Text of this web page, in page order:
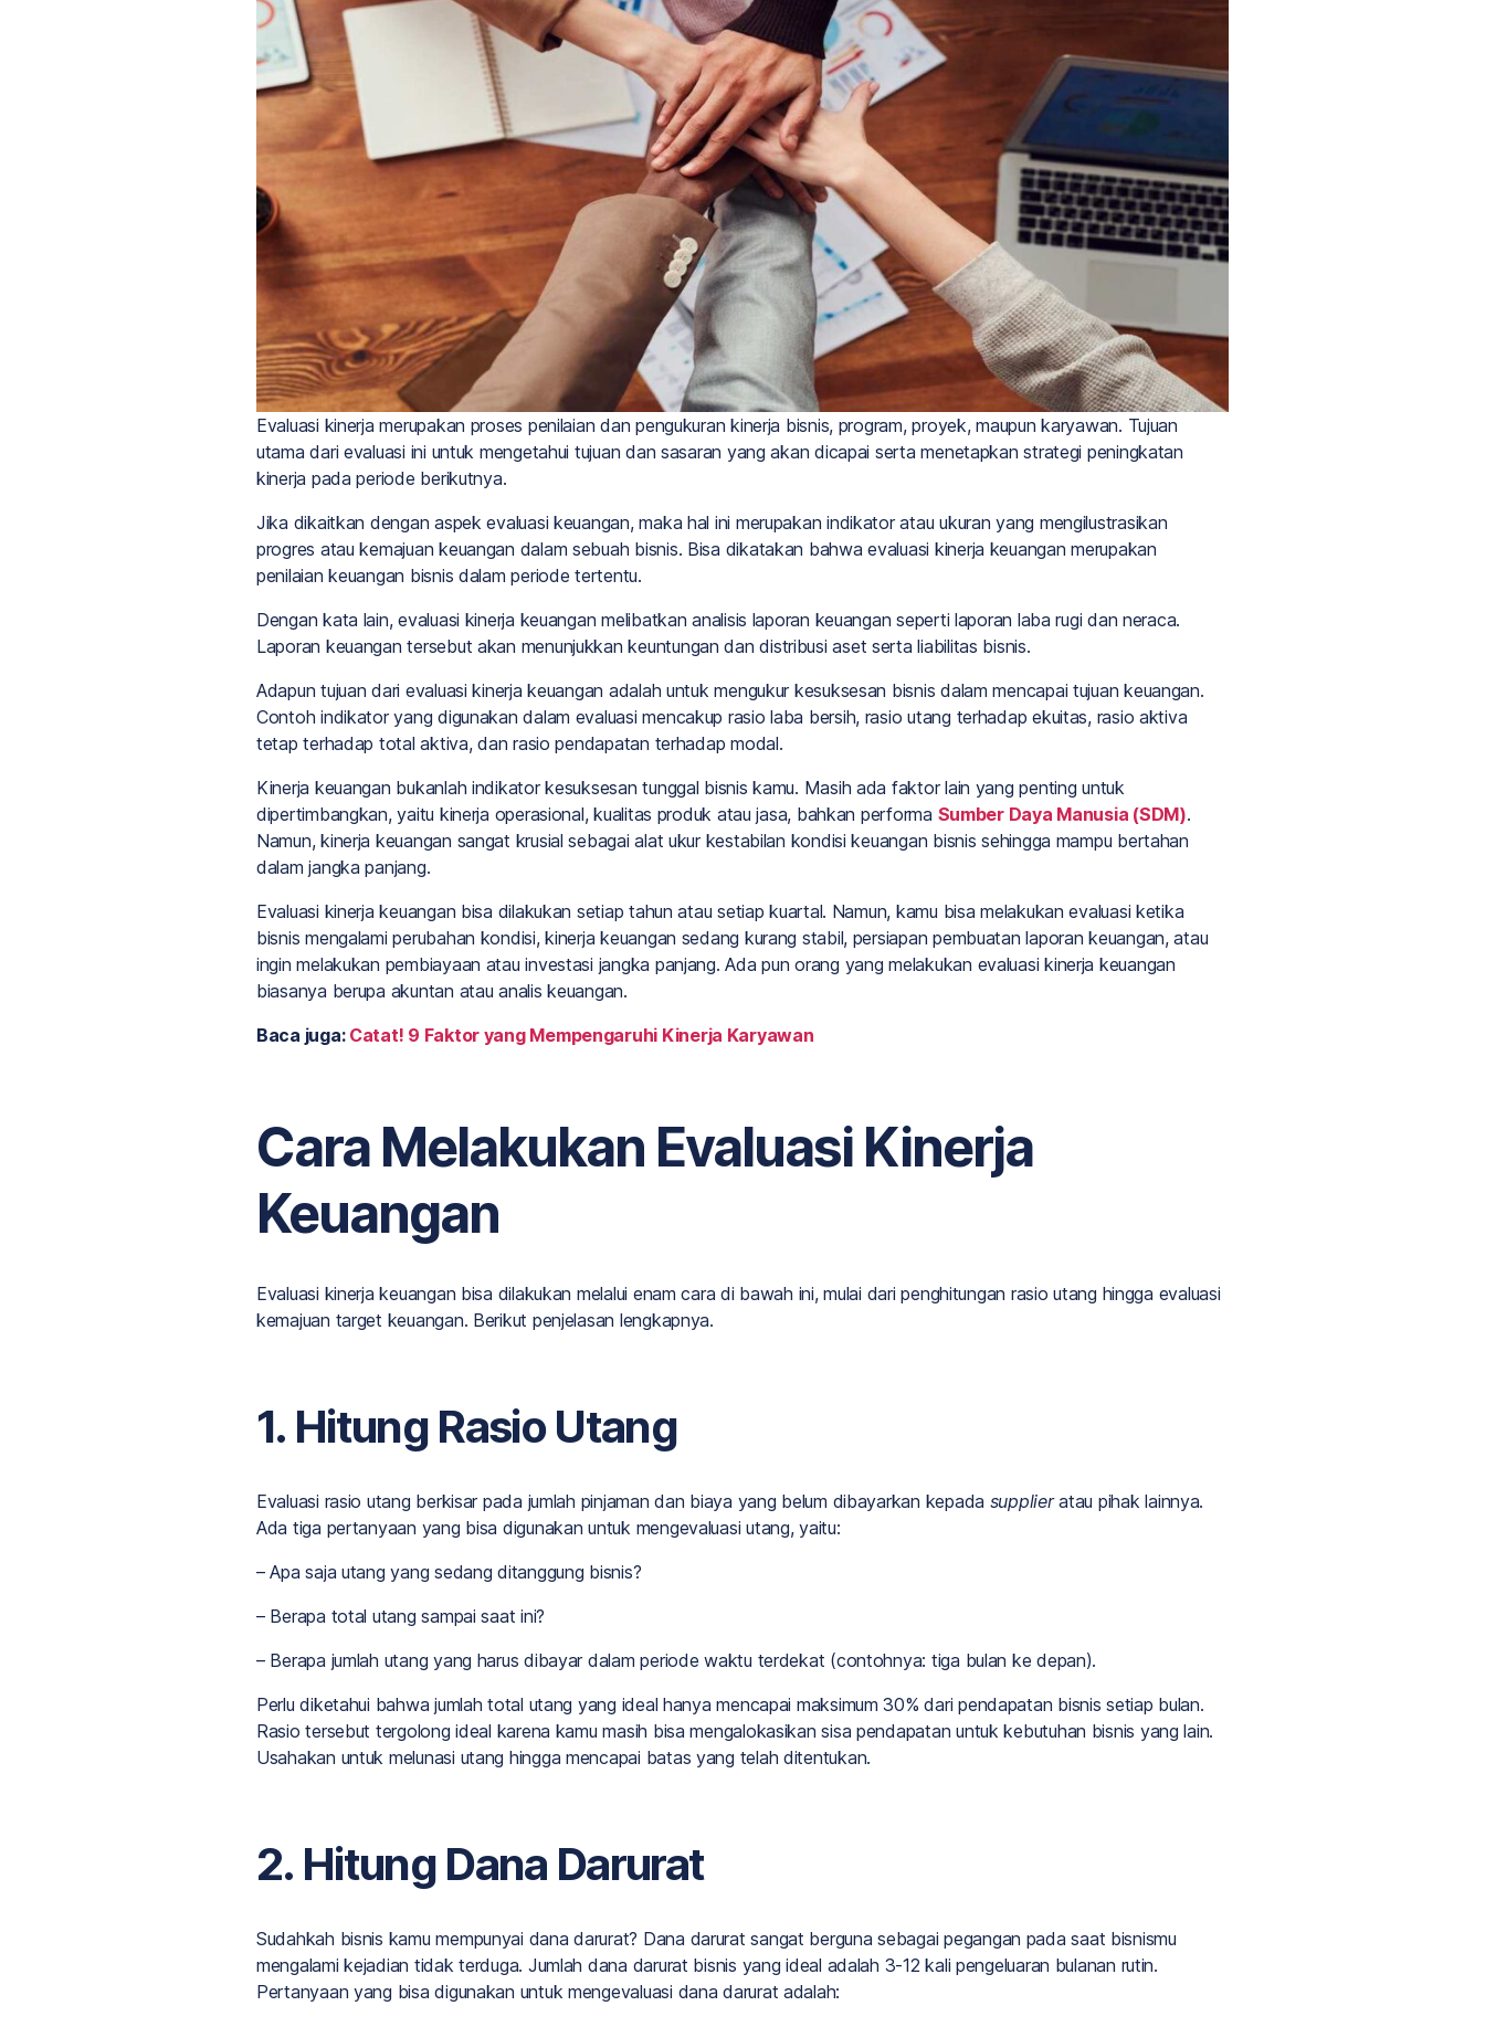
Evaluasi kinerja merupakan proses penilaian dan pengukuran kinerja bisnis, program, proyek, maupun karyawan. Tujuan
utama dari evaluasi ini untuk mengetahui tujuan dan sasaran yang akan dicapai serta menetapkan strategi peningkatan
kinerja pada periode berikutnya.
Jika dikaitkan dengan aspek evaluasi keuangan, maka hal ini merupakan indikator atau ukuran yang mengilustrasikan
progres atau kemajuan keuangan dalam sebuah bisnis. Bisa dikatakan bahwa evaluasi kinerja keuangan merupakan
penilaian keuangan bisnis dalam periode tertentu.
Dengan kata lain, evaluasi kinerja keuangan melibatkan analisis laporan keuangan seperti laporan laba rugi dan neraca.
Laporan keuangan tersebut akan menunjukkan keuntungan dan distribusi aset serta liabilitas bisnis.
Adapun tujuan dari evaluasi kinerja keuangan adalah untuk mengukur kesuksesan bisnis dalam mencapai tujuan keuangan.
Contoh indikator yang digunakan dalam evaluasi mencakup rasio laba bersih, rasio utang terhadap ekuitas, rasio aktiva
tetap terhadap total aktiva, dan rasio pendapatan terhadap modal.
Kinerja keuangan bukanlah indikator kesuksesan tunggal bisnis kamu. Masih ada faktor lain yang penting untuk
dipertimbangkan, yaitu kinerja operasional, kualitas produk atau jasa, bahkan performa Sumber Daya Manusia (SDM).
Namun, kinerja keuangan sangat krusial sebagai alat ukur kestabilan kondisi keuangan bisnis sehingga mampu bertahan
dalam jangka panjang.
Evaluasi kinerja keuangan bisa dilakukan setiap tahun atau setiap kuartal. Namun, kamu bisa melakukan evaluasi ketika
bisnis mengalami perubahan kondisi, kinerja keuangan sedang kurang stabil, persiapan pembuatan laporan keuangan, atau
ingin melakukan pembiayaan atau investasi jangka panjang. Ada pun orang yang melakukan evaluasi kinerja keuangan
biasanya berupa akuntan atau analis keuangan.
Baca juga: Catat! 9 Faktor yang Mempengaruhi Kinerja Karyawan
Cara Melakukan Evaluasi Kinerja
Keuangan
Evaluasi kinerja keuangan bisa dilakukan melalui enam cara di bawah ini, mulai dari penghitungan rasio utang hingga evaluasi
kemajuan target keuangan. Berikut penjelasan lengkapnya.
1. Hitung Rasio Utang
Evaluasi rasio utang berkisar pada jumlah pinjaman dan biaya yang belum dibayarkan kepada supplieratau pihak lainnya.
Ada tiga pertanyaan yang bisa digunakan untuk mengevaluasi utang, yaitu:
– Apa saja utang yang sedang ditanggung bisnis?
– Berapa total utang sampai saat ini?
– Berapa jumlah utang yang harus dibayar dalam periode waktu terdekat (contohnya: tiga bulan ke depan).
Perlu diketahui bahwa jumlah total utang yang ideal hanya mencapai maksimum 30% dari pendapatan bisnis setiap bulan.
Rasio tersebut tergolong ideal karena kamu masih bisa mengalokasikan sisa pendapatan untuk kebutuhan bisnis yang lain.
Usahakan untuk melunasi utang hingga mencapai batas yang telah ditentukan.
2. Hitung Dana Darurat
Sudahkah bisnis kamu mempunyai dana darurat? Dana darurat sangat berguna sebagai pegangan pada saat bisnismu
mengalami kejadian tidak terduga. Jumlah dana darurat bisnis yang ideal adalah 3-12 kali pengeluaran bulanan rutin.
Pertanyaan yang bisa digunakan untuk mengevaluasi dana darurat adalah: